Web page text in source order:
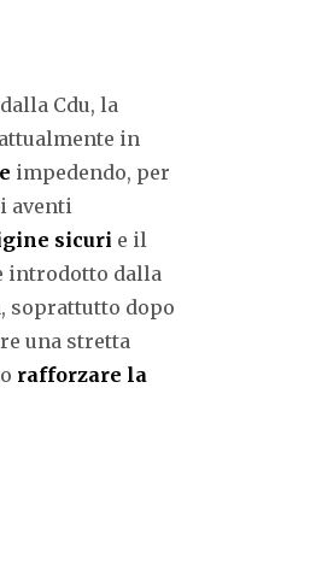
Cdu, la
in
impedendo, per
aventi
sicuri e il
introdotto dalla
soprattutto dopo
una stretta
rafforzare la